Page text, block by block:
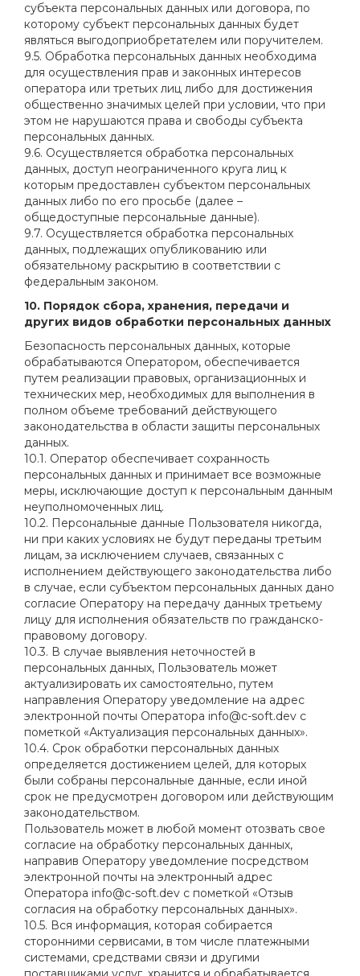
субъекта персональных данных или договора, по
которому субъект персональных данных будет
являться выгодоприобретателем или поручителем.
9.5. Обработка персональных данных необходима
для осуществления прав и законных интересов
оператора или третьих лиц либо для достижения
общественно значимых целей при условии, что при
этом не нарушаются права и свободы субъекта
персональных данных.
9.6. Осуществляется обработка персональных
данных, доступ неограниченного круга лиц к
которым предоставлен субъектом персональных
данных либо по его просьбе (далее –
общедоступные персональные данные).
9.7. Осуществляется обработка персональных
данных, подлежащих опубликованию или
обязательному раскрытию в соответствии с
федеральным законом.
10. Порядок сбора, хранения, передачи и
других видов обработки персональных данных
Безопасность персональных данных, которые
обрабатываются Оператором, обеспечивается
путем реализации правовых, организационных и
технических мер, необходимых для выполнения в
полном объеме требований действующего
законодательства в области защиты персональных
данных.
10.1. Оператор обеспечивает сохранность
персональных данных и принимает все возможные
меры, исключающие доступ к персональным данным
неуполномоченных лиц.
10.2. Персональные данные Пользователя никогда,
ни при каких условиях не будут переданы третьим
лицам, за исключением случаев, связанных с
исполнением действующего законодательства либо
в случае, если субъектом персональных данных дано
согласие Оператору на передачу данных третьему
лицу для исполнения обязательств по гражданско-
правовому договору.
10.3. В случае выявления неточностей в
персональных данных, Пользователь может
актуализировать их самостоятельно, путем
направления Оператору уведомление на адрес
электронной почты Оператора info@c-soft.dev с
пометкой «Актуализация персональных данных».
10.4. Срок обработки персональных данных
определяется достижением целей, для которых
были собраны персональные данные, если иной
срок не предусмотрен договором или действующим
законодательством.
Пользователь может в любой момент отозвать свое
согласие на обработку персональных данных,
направив Оператору уведомление посредством
электронной почты на электронный адрес
Оператора info@c-soft.dev с пометкой «Отзыв
согласия на обработку персональных данных».
10.5. Вся информация, которая собирается
сторонними сервисами, в том числе платежными
системами, средствами связи и другими